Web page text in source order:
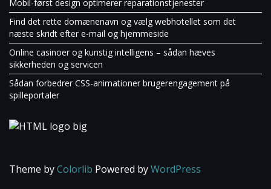
Mobil-først design optimerer reparationstjenester
Find det rette domænenavn og vælg webhotellet som det
næste skridt efter e-mail og hjemmeside
Online casinoer og kunstig intelligens – sådan hæves
sikkerheden og servicen
Sådan forbedrer CSS-animationer brugerengagement på
spilleportaler
Theme byColorlib Powered byWordPress